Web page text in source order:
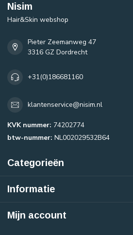
Nisim
Hair&Skin webshop
Pieter Zeemanweg 47
3316 GZ Dordrecht
+31(0)186681160
klantenservice@nisim.nl
KVK nummer: 74202774
btw-nummer: NL002029532B64
Categorieën
Informatie
Mijn account